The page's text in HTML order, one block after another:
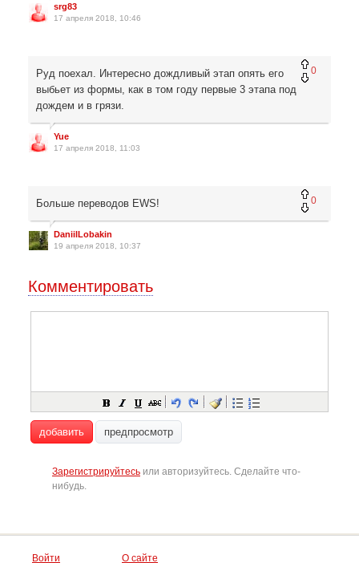
srg83
17 апреля 2018, 10:46
0
Руд поехал. Интересно дождливый этап опять его
выбьет из формы, как в том году первые 3 этапа под
дождем и в грязи.
Yue
17 апреля 2018, 11:03
0
Больше переводов EWS!
DaniilLobakin
19 апреля 2018, 10:37
Комментировать
добавить предпросмотр
Зарегистрируйтесь или авторизуйтесь. Сделайте что-
нибудь.
Войти О сайте